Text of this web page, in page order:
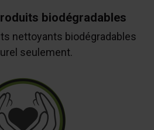
biodégradables
nettoyants biodégradables
seulement.